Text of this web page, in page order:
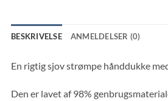
BESKRIVELSE ANMELDELSER (0)
En rigtig sjov strømpe hånddukke
Den er lavet af 98%